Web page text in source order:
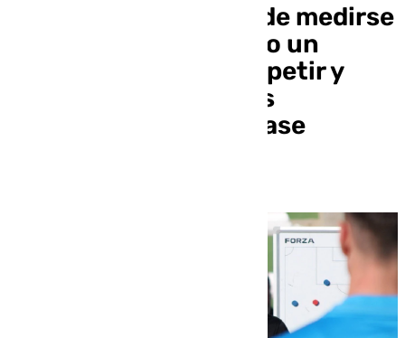
Javier Medina antes de medirse
al Villarreal B: «Espero un
partido difícil de competir y
confío en que seamos
contundentes en la fase